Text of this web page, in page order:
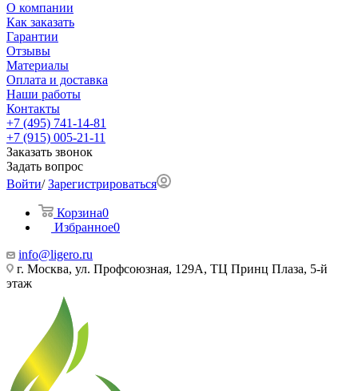
О компании
Как заказать
Гарантии
Отзывы
Материалы
Оплата и доставка
Наши работы
Контакты
+7 (495) 741-14-81
+7 (915) 005-21-11
Заказать звонок
Задать вопрос
Войти/Зарегистрироваться
Корзина0
Избранное0
info@ligero.ru
г. Москва, ул. Профсоюзная, 129А, ТЦ Принц Плаза, 5-й
этаж